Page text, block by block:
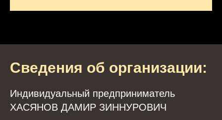
Сведения об организации:
Индивидуальный предприниматель
ХАСЯНОВ ДАМИР ЗИННУРОВИЧ